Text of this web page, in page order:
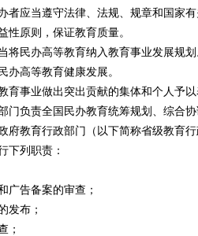
当遵守法律、法规、规章和国家有
性原则，保证教育质量。
办高等教育纳入教育事业发展规划
办高等教育健康发展。
事业做出突出贡献的集体和个人予以
责全国民办教育统筹规划、综合协
教育行政部门（以下简称省级教育行
下列职责：
告备案的审查；
布；
；